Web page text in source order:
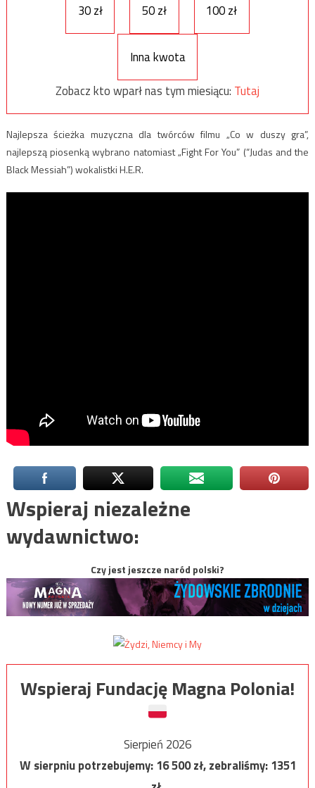
30 zł 50 zł 100 zł
Inna kwota
Zobacz kto wparł nas tym miesiącu: Tutaj
Najlepsza ścieżka muzyczna dla twórców filmu „Co w duszy gra”,
najlepszą piosenką wybrano natomiast „Fight For You” (“Judas and the
Black Messiah”) wokalistki H.E.R.
Wspieraj niezależne
wydawnictwo:
Czy jest jeszcze naród polski?
Wspieraj Fundację Magna Polonia!
Sierpień 2026
W sierpniu potrzebujemy:16 500zł, zebraliśmy:1351